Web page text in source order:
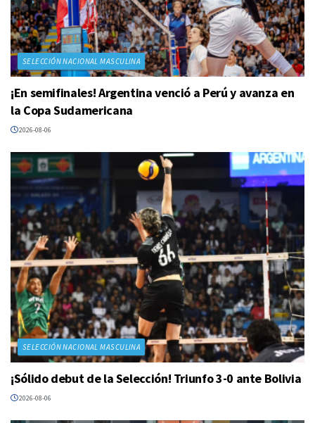
SELECCIÓN NACIONAL MASCULINA
¡En semifinales! Argentina venció a Perú y avanza en
la Copa Sudamericana
2026-08-06
SELECCIÓN NACIONAL MASCULINA
¡Sólido debut de la Selección! Triunfo 3-0 ante Bolivia
2026-08-06